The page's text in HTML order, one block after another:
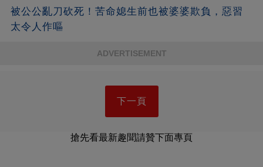
被公公亂刀砍死！苦命媳生前也被婆婆欺負，惡習
太令人作嘔
ADVERTISEMENT
下一頁
搶先看最新趣聞請贊下面專頁